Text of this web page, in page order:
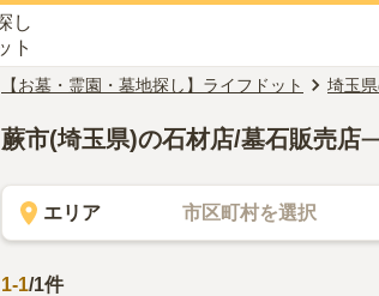
【お墓・霊園・墓地探し】ライフドット 埼玉
蕨市(埼玉県)の石材店/墓石販売店
エリア 市区町村を選択
1-1/1件